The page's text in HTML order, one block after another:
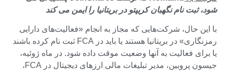
شود، ثبت نام نگهبان کریپتو در بریتانیا را ایمن می کند
با این حال، شرکت‌هایی که مجاز به انجام «فعالیت‌های دارایی
رمزنگاری» در بریتانیا هستند یا باید در FCA ثبت نام کرده باشند
یا برای فعالیت به آنها وضعیت موقت داده شود. در ماه ژوئیه،
جیسون پروبین، مدیر تبلیغات مالی ارزهای دیجیتال در FCA،